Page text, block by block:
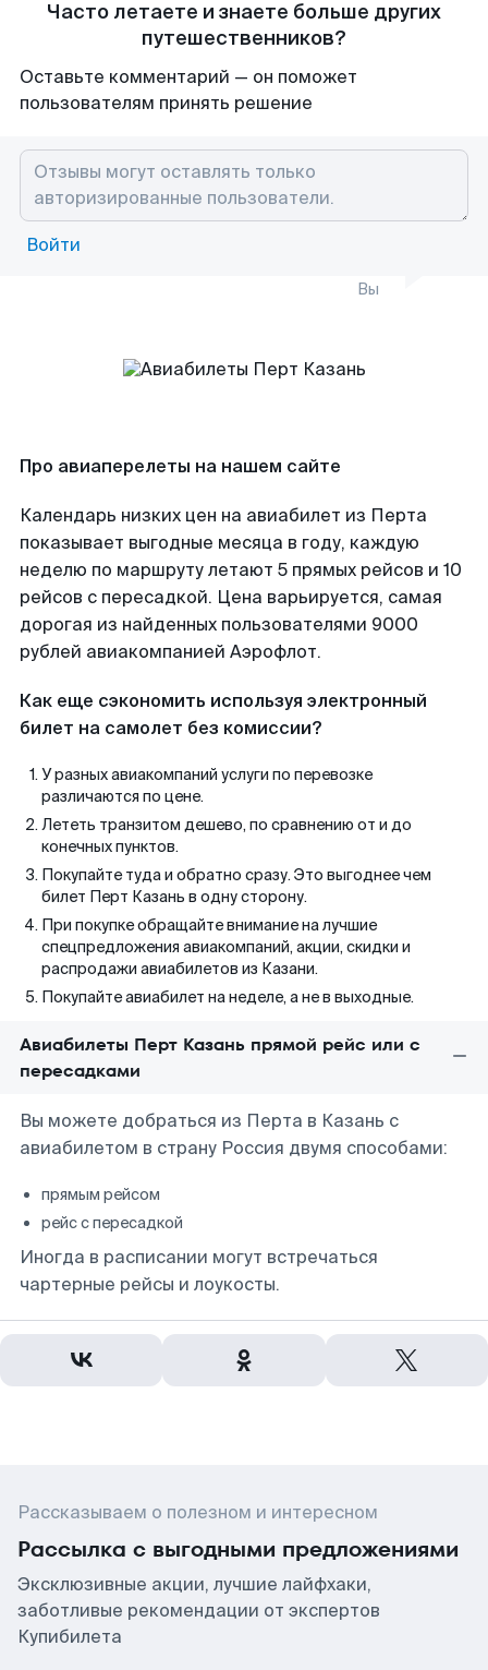
Часто летаете и знаете больше других
путешественников?
Оставьте комментарий — он поможет
пользователям принять решение
Войти
Вы
Про авиаперелеты на нашем сайте
Календарь низких цен на авиабилет из Перта
показывает выгодные месяца в году, каждую
неделю по маршруту летают 5 прямых рейсов и 10
рейсов с пересадкой. Цена варьируется, самая
дорогая из найденных пользователями 9000
рублей авиакомпанией Аэрофлот.
Как еще сэкономить используя электронный
билет на самолет без комиссии?
У разных авиакомпаний услуги по перевозке
различаются по цене.
Лететь транзитом дешево, по сравнению от и до
конечных пунктов.
Покупайте туда и обратно сразу. Это выгоднее чем
билет Перт Казань в одну сторону.
При покупке обращайте внимание на лучшие
спецпредложения авиакомпаний, акции, скидки и
распродажи авиабилетов из Казани.
Покупайте авиабилет на неделе, а не в выходные.
Авиабилеты Перт Казань прямой рейс или с
пересадками
Вы можете добраться из Перта в Казань с
авиабилетом в страну Россия двумя способами:
прямым рейсом
рейс с пересадкой
Иногда в расписании могут встречаться
чартерные рейсы и лоукосты.
Рассказываем о полезном и интересном
Рассылка с выгодными предложениями
Эксклюзивные акции, лучшие лайфхаки,
заботливые рекомендации от экспертов
Купибилета